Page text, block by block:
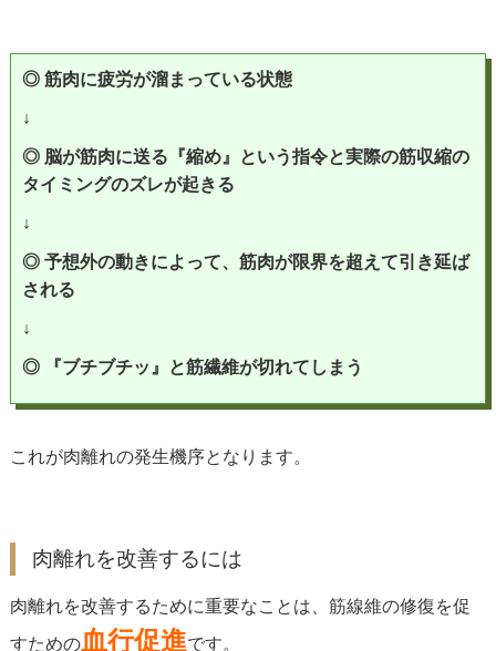
◎ 筋肉に疲労が溜まっている状態
↓
◎ 脳が筋肉に送る『縮め』という指令と実際の筋収縮の
タイミングのズレが起きる
↓
◎ 予想外の動きによって、筋肉が限界を超えて引き延ば
される
↓
◎ 『ブチブチッ』と筋繊維が切れてしまう
これが肉離れの発生機序となります。
肉離れを改善するには
肉離れを改善するために重要なことは、筋線維の修復を促
すための血行促進です。